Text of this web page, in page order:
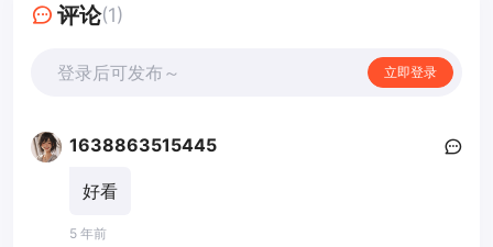
评论(1)
登录后可发布～ 立即登录
1638863515445
好看
5 年前